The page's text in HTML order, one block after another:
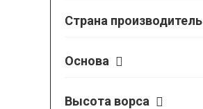
Страна производитель
Основа
Высота ворса